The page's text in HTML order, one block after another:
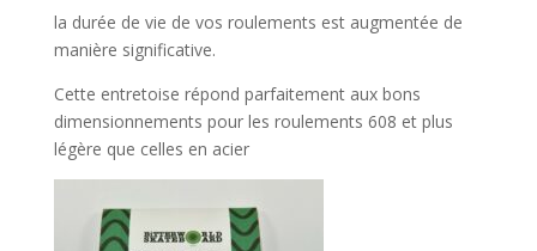
la durée de vie de vos roulements est augmentée de
manière significative.
Cette entretoise répond parfaitement aux bons
dimensionnements pour les roulements 608 et plus
légère que celles en acier